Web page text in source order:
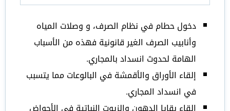
دخول حطام في نظام الصرف، و وصلات المياه
وأنابيب الصرف الغير قانونية فهذه من الأسباب
الهامة لحدوث انسداد بالمجاري.
إلقاء الأوراق والأقمشة في البالوعات مما يتسبب
في انسداد المجاري.